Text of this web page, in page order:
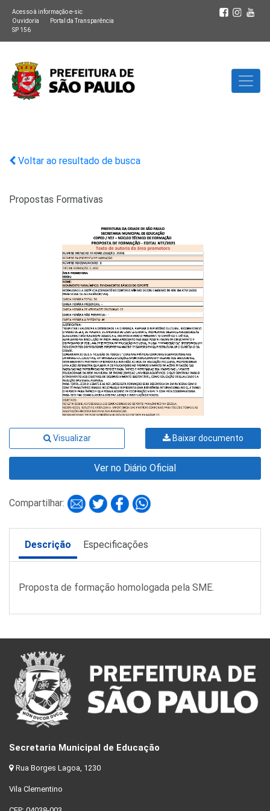
Acesso à informação e-sic
Ouvidoria
Portal da Transparência
SP 156
Voltar ao resultado de busca
Propostas Formativas
Visualizar Baixar documento
Ver no Diário Oficial
Compartilhar:
Descrição Especificações
Proposta de formação homologada pela SME.
Secretaria Municipal de Educação
Rua Borges Lagoa, 1230
Vila Clementino